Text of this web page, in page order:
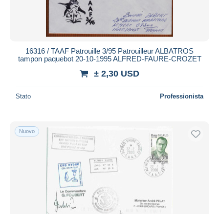
16316 / TAAF Patrouille 3/95 Patrouilleur ALBATROS
tampon paquebot 20-10-1995 ALFRED-FAURE-CROZET
± 2,30 USD
Stato Professionista
Nuovo